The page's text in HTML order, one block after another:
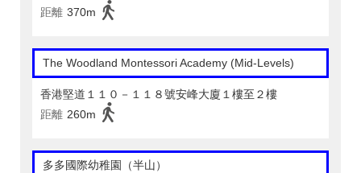
距離 370m
The Woodland Montessori Academy (Mid-Levels)
香港堅道１１０－１１８號安峰大廈１樓至２樓
距離 260m
多多國際幼稚園（半山）